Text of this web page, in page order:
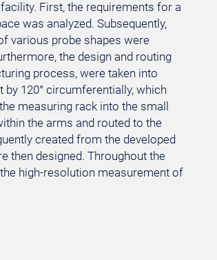
First, the requirements for a
was analyzed. Subsequently,
various probe shapes were
the design and routing
process, were taken into
120° circumferentially, which
measuring rack into the small
the arms and routed to the
created from the developed
then designed. Throughout the
high-resolution measurement of